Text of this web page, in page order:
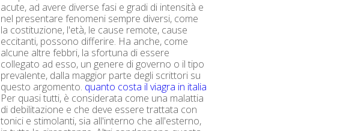
acute, ad avere diverse fasi e gradi di intensità e
nel presentare fenomeni sempre diversi, come
la costituzione, l'età, le cause remote, cause
eccitanti, possono differire. Ha anche, come
alcune altre febbri, la sfortuna di essere
collegato ad esso, un genere di governo o il tipo
prevalente, dalla maggior parte degli scrittori su
questo argomento. quanto costa il viagra in italia
Per quasi tutti, è considerata come una malattia
di debilitazione e che deve essere trattata con
tonici e stimolanti, sia all'interno che all'esterno,